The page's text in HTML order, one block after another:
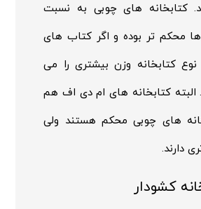
کتابخانه های چوبی به نسبت
ها محکم تر بوده و اگر کتاب های
نوع کتابخانه وزن بیشتری را می
البته کتابخانه های ام دی اف هم
های چوبی محکم هستند ولی
دارند.
کشودار